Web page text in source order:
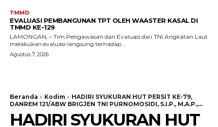
TMMD
EVALUASI PEMBANGUNAN TPT OLEH WAASTER KASAL DI
TMMD KE-129
LAMONGAN, – Tim Pengawasan dan Evaluasi dari TNI Angkatan Laut
melakukan evaluasi langsung terhadap...
Agustus 7, 2026